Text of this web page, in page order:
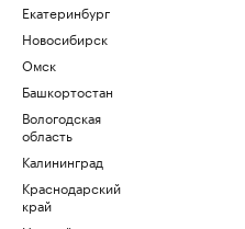
Екатеринбург
Новосибирск
Омск
Башкортостан
Вологодская
область
Калининград
Краснодарский
край